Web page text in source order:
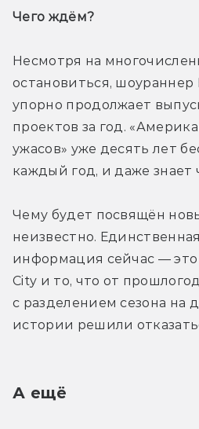
Чего ждём?
Несмотря на
остановиться,
упорно продолжает
проектов за год.
ужасов» уже десять лет
каждый год, и даже знает
Чему будет посвящён
неизвестно.
информация сейчас — это
City и то, что от
с разделением сезона на
истории решили
А ещё